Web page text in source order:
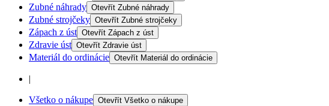
Zubné náhrady Otevřít Zubné náhrady
Zubné strojčeky Otevřít Zubné strojčeky
Zápach z úst Otevřít Zápach z úst
Zdravie úst Otevřít Zdravie úst
Materiál do ordinácie Otevřít Materiál do ordinácie
|
Všetko o nákupe Otevřít Všetko o nákupe